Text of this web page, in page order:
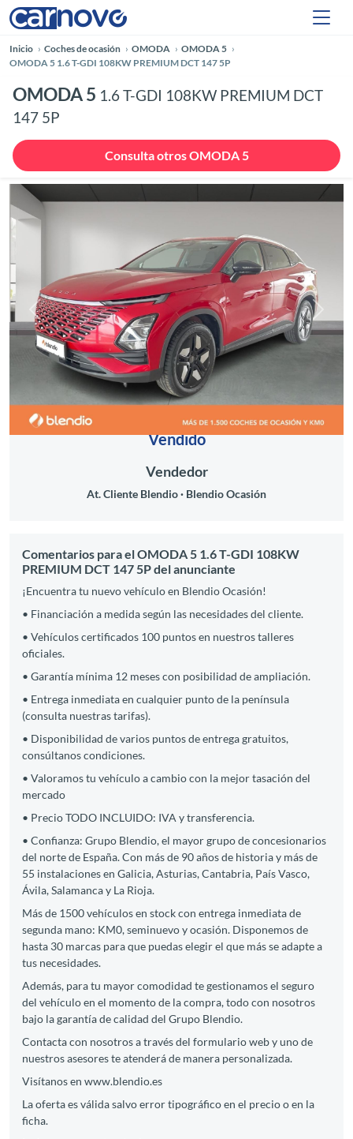
Inicio Coches de ocasión OMODA
OMODA 5
OMODA 5 1.6 T-GDI 108KW PREMIUM DCT 147 5P
OMODA 5 1.6 T-GDI 108KW PREMIUM DCT
147 5P
Consulta otros OMODA 5
Anterior
Vendido
Vendedor
At. Cliente Blendio Blendio Ocasión
Comentarios para el OMODA 5 1.6 T-GDI 108KW
PREMIUM DCT 147 5P del anunciante
¡Encuentra tu nuevo vehículo en Blendio Ocasión!
• Financiación a medida según las necesidades del cliente.
• Vehículos certificados 100 puntos en nuestros talleres
oficiales.
• Garantía mínima 12 meses con posibilidad de ampliación.
• Entrega inmediata en cualquier punto de la península
(consulta nuestras tarifas).
• Disponibilidad de varios puntos de entrega gratuitos,
consúltanos condiciones.
• Valoramos tu vehículo a cambio con la mejor tasación del
mercado
• Precio TODO INCLUIDO: IVA y transferencia.
• Confianza: Grupo Blendio, el mayor grupo de concesionarios
del norte de España. Con más de 90 años de historia y más de
55 instalaciones en Galicia, Asturias, Cantabria, País Vasco,
Ávila, Salamanca y La Rioja.
Más de 1500 vehículos en stock con entrega inmediata de
segunda mano: KM0, seminuevo y ocasión. Disponemos de
hasta 30 marcas para que puedas elegir el que más se adapte a
tus necesidades.
Además, para tu mayor comodidad te gestionamos el seguro
del vehículo en el momento de la compra, todo con nosotros
bajo la garantía de calidad del Grupo Blendio.
Contacta con nosotros a través del formulario web y uno de
nuestros asesores te atenderá de manera personalizada.
Visítanos en www.blendio.es
La oferta es válida salvo error tipográfico en el precio o en la
ficha.